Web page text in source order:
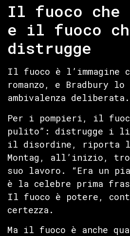
Il fuoco
e il fuoco
distrugge
Il fuoco è l’immagine
romanzo, e Bradbury lo
ambivalenza deliberata.
Per i pompieri, il
pulito”: distrugge i
il disordine, riporta
Montag, all’inizio,
suo lavoro. “Era un
è la celebre prima
Il fuoco è potere,
certezza.
Ma il fuoco è anche